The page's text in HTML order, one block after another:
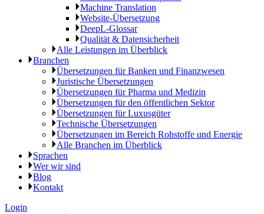
Machine Translation
Website-Übersetzung
DeepL-Glossar
Qualität & Datensicherheit
Alle Leistungen im Überblick
Branchen
Übersetzungen für Banken und Finanzwesen
Juristische Übersetzungen
Übersetzungen für Pharma und Medizin
Übersetzungen für den öffentlichen Sektor
Übersetzungen für Luxusgüter
Technische Übersetzungen
Übersetzungen im Bereich Rohstoffe und Energie
Alle Branchen im Überblick
Sprachen
Wer wir sind
Blog
Kontakt
Login